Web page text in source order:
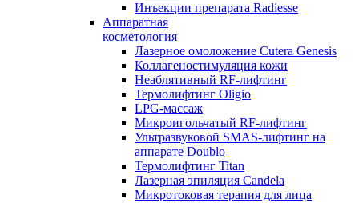
Инъекции препарата Radiesse
Аппаратная
косметология
Лазерное омоложение Cutera Genesis
Коллагеностимуляция кожи
Неаблятивный RF-лифтинг
Термолифтинг Oligio
LPG-массаж
Микроигольчатый RF-лифтинг
Ультразвуковой SMAS-лифтинг на
аппарате Doublo
Термолифтинг Titan
Лазерная эпиляция Сandela
Микротоковая терапия для лица